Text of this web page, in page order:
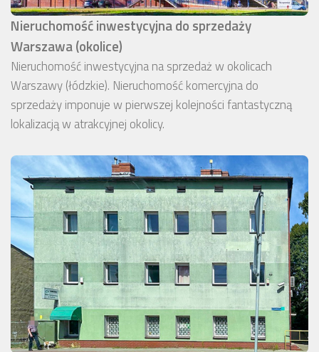
Nieruchomość inwestycyjna do sprzedaży
Warszawa (okolice)
Nieruchomość inwestycyjna na sprzedaż w okolicach
Warszawy (łódzkie). Nieruchomość komercyjna do
sprzedaży imponuje w pierwszej kolejności fantastyczną
lokalizacją w atrakcyjnej okolicy.